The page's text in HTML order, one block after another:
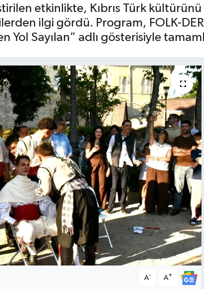
etkinlikte, Kıbrıs Türk
ilgi gördü. Program, FOLK-
Yol Sayılan” adlı gösterisiyle
A- A+